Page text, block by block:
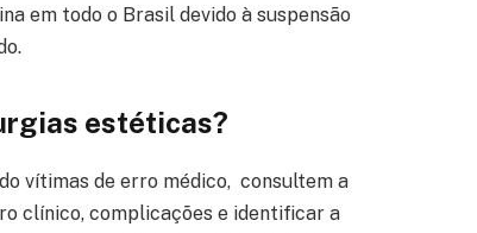
em todo o Brasil devido à suspensão
estéticas?
vítimas de erro médico, consultem a
clínico, complicações e identificar a